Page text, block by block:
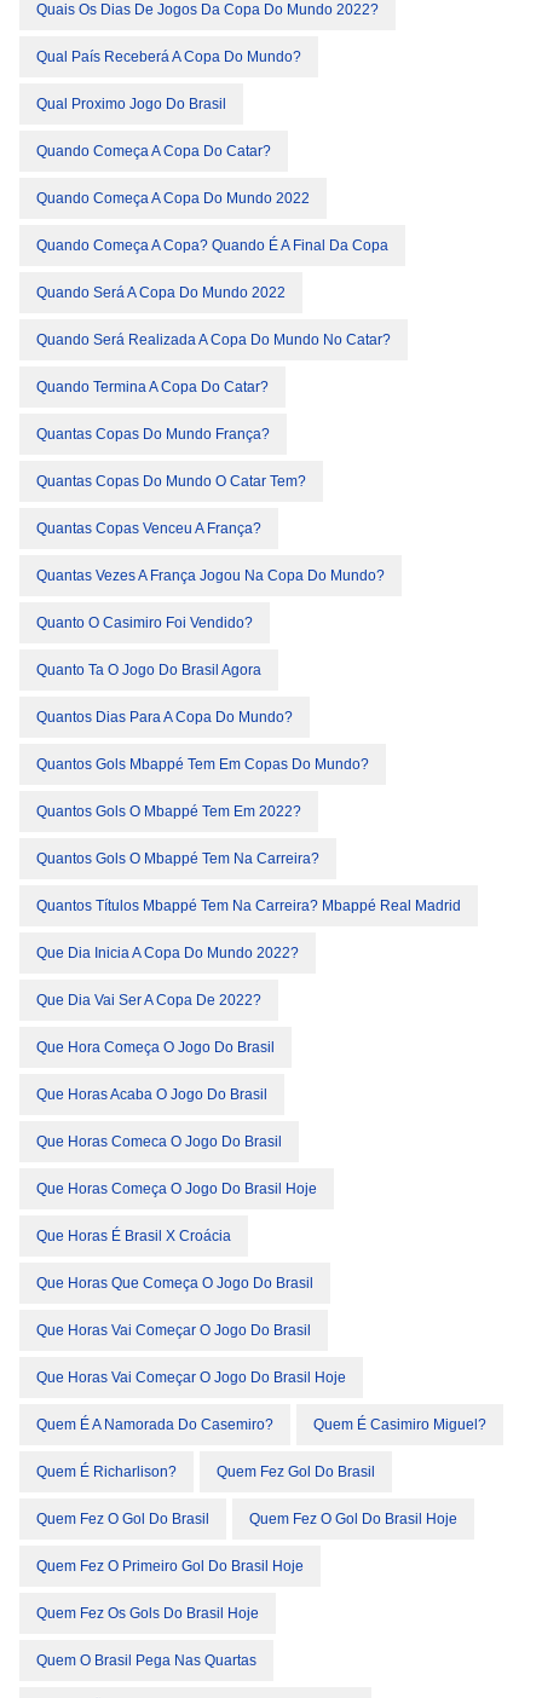
Quais Os Dias De Jogos Da Copa Do Mundo 2022?
Qual País Receberá A Copa Do Mundo?
Qual Proximo Jogo Do Brasil
Quando Começa A Copa Do Catar?
Quando Começa A Copa Do Mundo 2022
Quando Começa A Copa? Quando É A Final Da Copa
Quando Será A Copa Do Mundo 2022
Quando Será Realizada A Copa Do Mundo No Catar?
Quando Termina A Copa Do Catar?
Quantas Copas Do Mundo França?
Quantas Copas Do Mundo O Catar Tem?
Quantas Copas Venceu A França?
Quantas Vezes A França Jogou Na Copa Do Mundo?
Quanto O Casimiro Foi Vendido?
Quanto Ta O Jogo Do Brasil Agora
Quantos Dias Para A Copa Do Mundo?
Quantos Gols Mbappé Tem Em Copas Do Mundo?
Quantos Gols O Mbappé Tem Em 2022?
Quantos Gols O Mbappé Tem Na Carreira?
Quantos Títulos Mbappé Tem Na Carreira? Mbappé Real Madrid
Que Dia Inicia A Copa Do Mundo 2022?
Que Dia Vai Ser A Copa De 2022?
Que Hora Começa O Jogo Do Brasil
Que Horas Acaba O Jogo Do Brasil
Que Horas Comeca O Jogo Do Brasil
Que Horas Começa O Jogo Do Brasil Hoje
Que Horas É Brasil X Croácia
Que Horas Que Começa O Jogo Do Brasil
Que Horas Vai Começar O Jogo Do Brasil
Que Horas Vai Começar O Jogo Do Brasil Hoje
Quem É A Namorada Do Casemiro? Quem É Casimiro Miguel?
Quem É Richarlison? Quem Fez Gol Do Brasil
Quem Fez O Gol Do Brasil Quem Fez O Gol Do Brasil Hoje
Quem Fez O Primeiro Gol Do Brasil Hoje
Quem Fez Os Gols Do Brasil Hoje
Quem O Brasil Pega Nas Quartas